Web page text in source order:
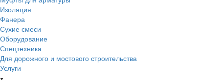
Изоляция
Фанера
Сухие смеси
Оборудование
Спецтехника
Для дорожного и мостового строительства
Услуги